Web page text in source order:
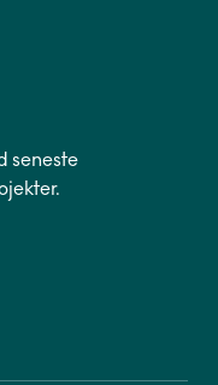
seneste